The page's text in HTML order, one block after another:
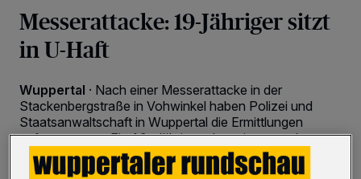
Messerattacke: 19-Jähriger sitzt
in U-Haft
Wuppertal · Nach einer Messerattacke in der
Stackenbergstraße in Vohwinkel haben Polizei und
Staatsanwaltschaft in Wuppertal die Ermittlungen
aufgenommen. Ein 19-Jähriger, dem ein versuchtes
Tötungsdelikt vorgeworfen wird, sitzt in
Untersuchungshaft.